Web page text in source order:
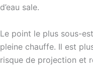
d’eau sale.
Le point le plus sous-
pleine chauffe. Il est
risque de projection et